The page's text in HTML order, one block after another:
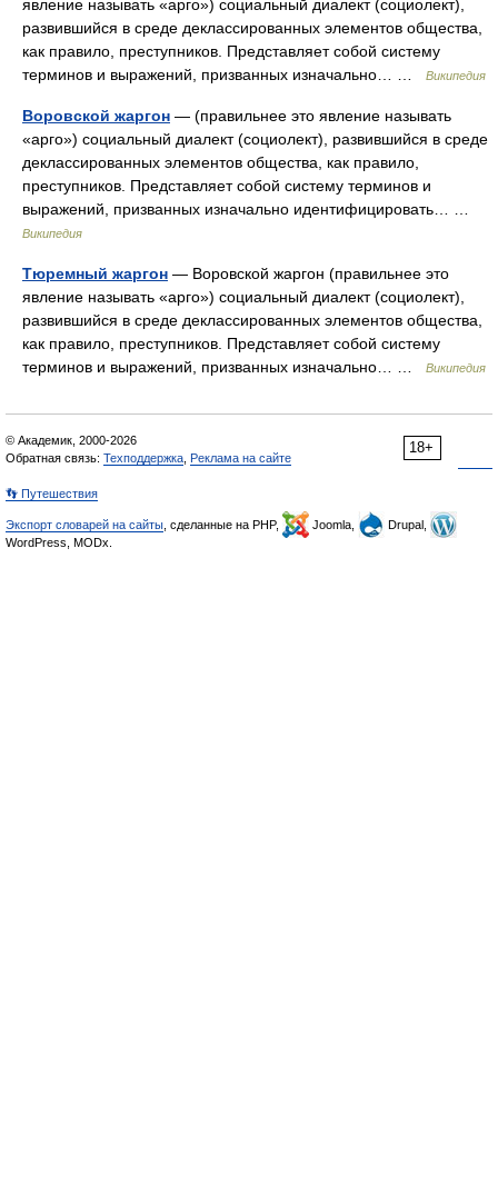
явление называть «арго») социальный диалект (социолект),
развившийся в среде деклассированных элементов общества,
как правило, преступников. Представляет собой систему
терминов и выражений, призванных изначально… …
Википедия
Воровской жаргон — (правильнее это явление называть
«арго») социальный диалект (социолект), развившийся в среде
деклассированных элементов общества, как правило,
преступников. Представляет собой систему терминов и
выражений, призванных изначально идентифицировать… …
Википедия
Тюремный жаргон — Воровской жаргон (правильнее это
явление называть «арго») социальный диалект (социолект),
развившийся в среде деклассированных элементов общества,
как правило, преступников. Представляет собой систему
терминов и выражений, призванных изначально… …
Википедия
18+
© Академик, 2000-2026
Обратная связь: Техподдержка Реклама на сайте
👣 Путешествия
Экспорт словарей на сайты , сделанные на PHP, Joomla,
Drupal,
WordPress, MODx.